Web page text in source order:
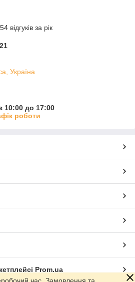
відгуків за рік
Україна
10:00 до 17:00
роботи
Prom.ua